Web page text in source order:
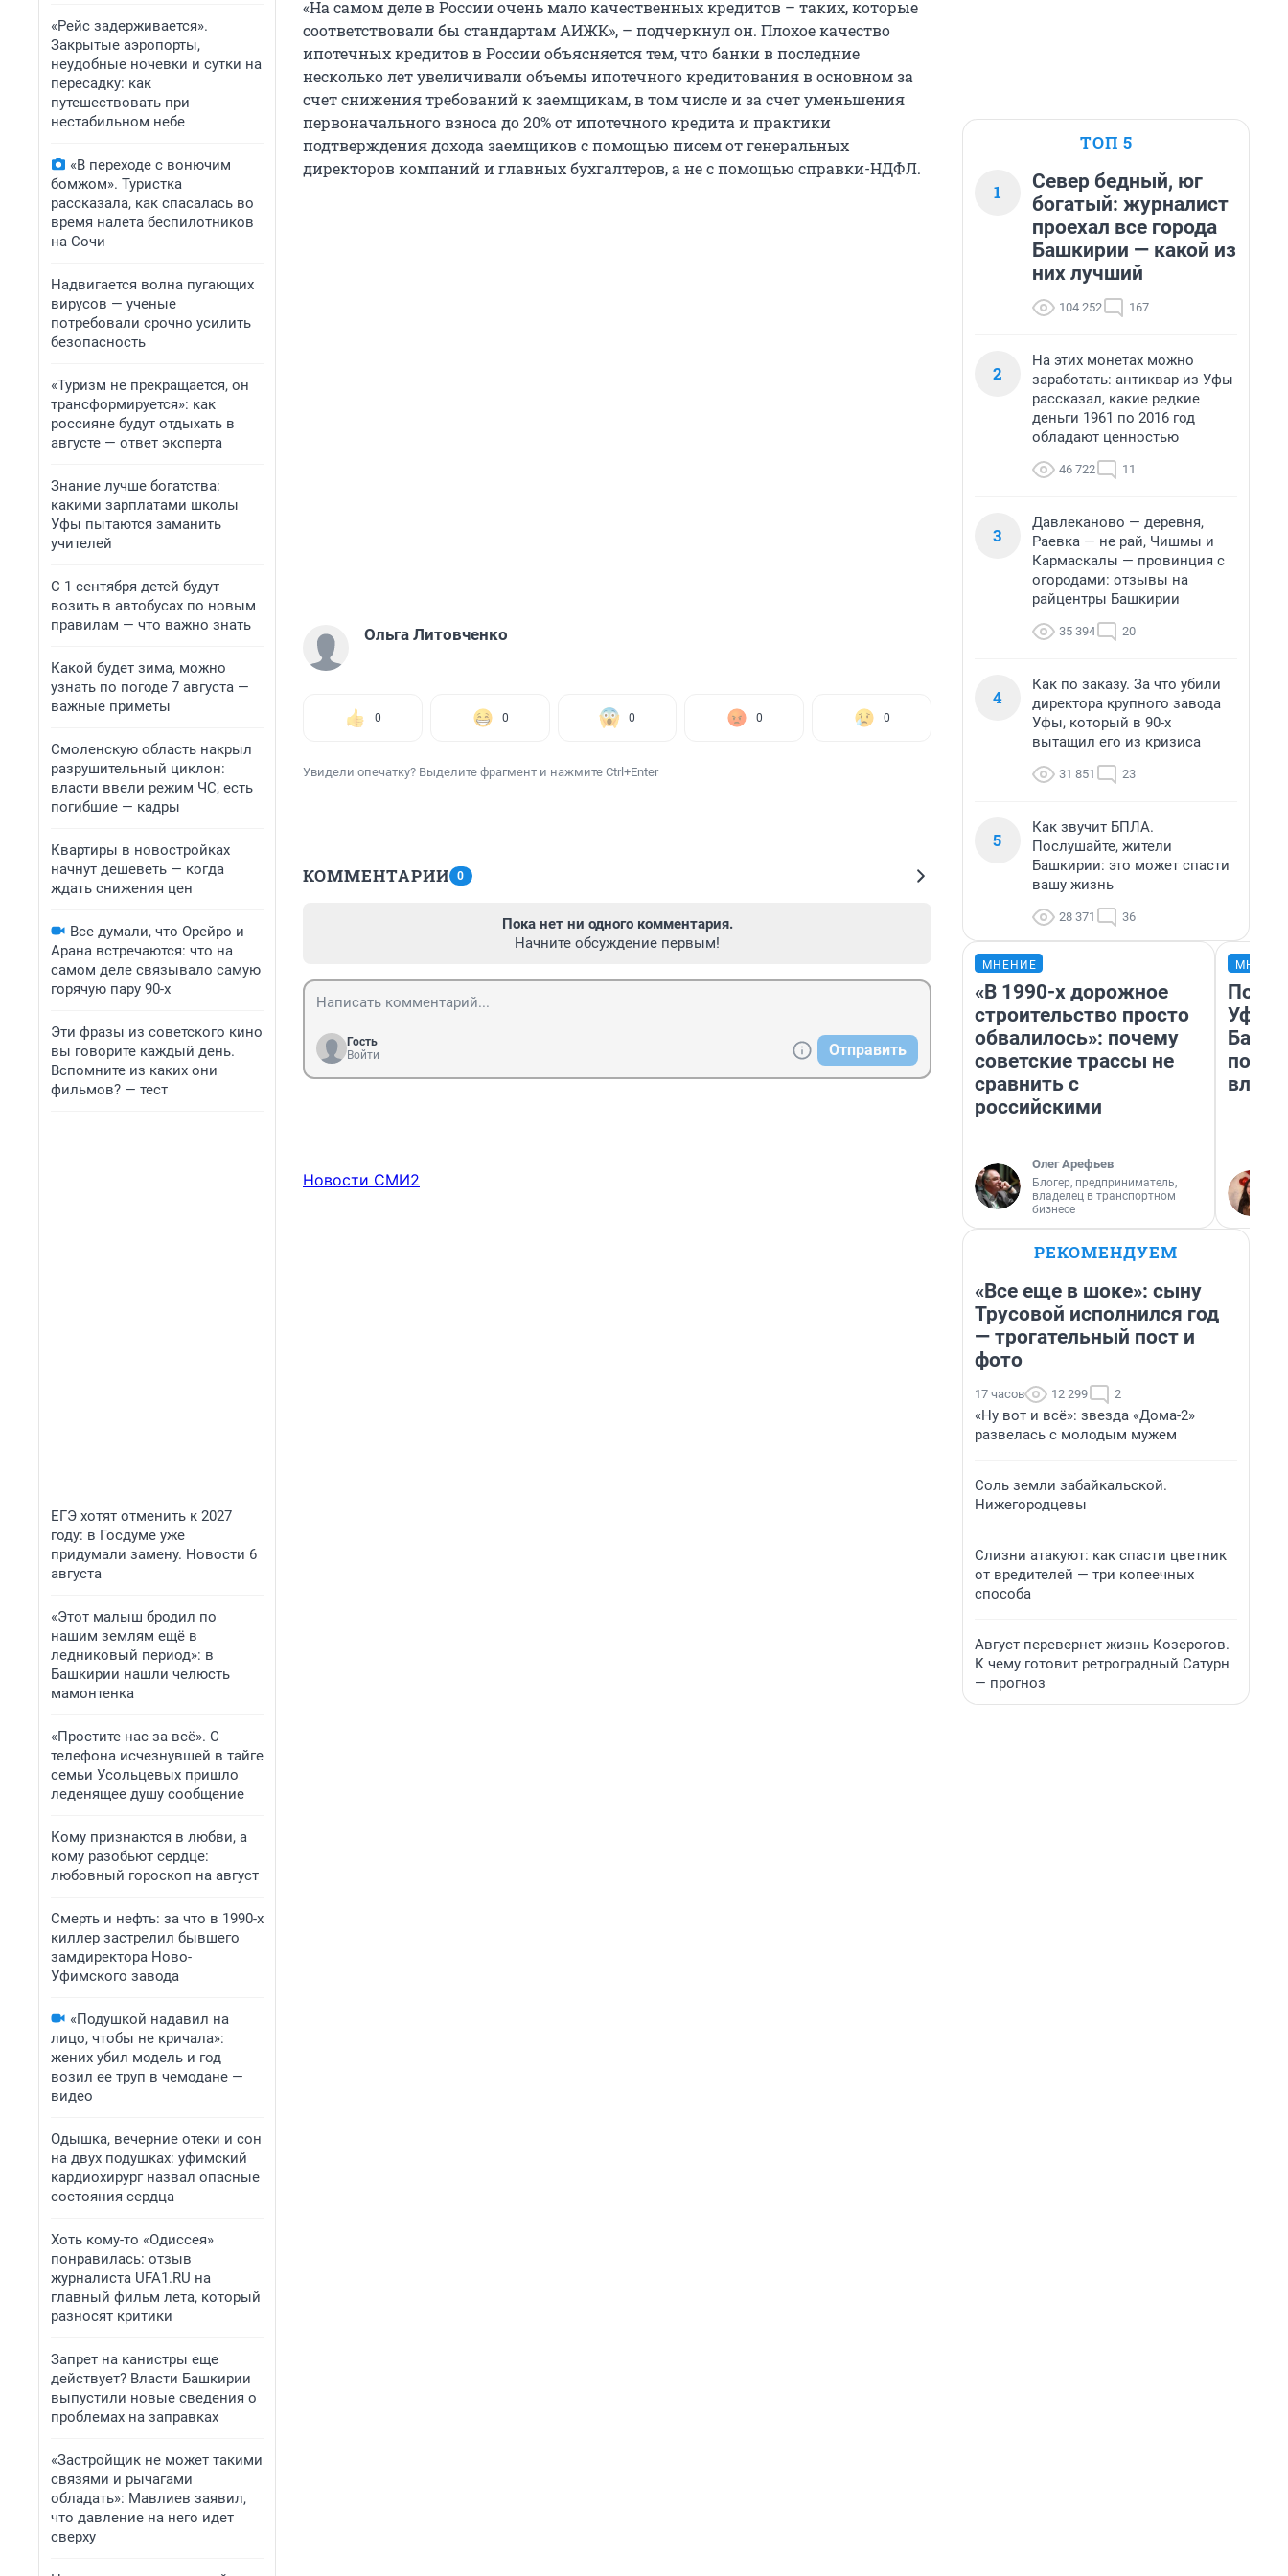
«Рейс задерживается».
Закрытые аэропорты,
неудобные ночевки и сутки на
пересадку: как
путешествовать при
нестабильном небе
«В переходе с вонючим
бомжом». Туристка
рассказала, как спасалась во
время налета беспилотников
на Сочи
Надвигается волна пугающих
вирусов — ученые
потребовали срочно усилить
безопасность
«Туризм не прекращается, он
трансформируется»: как
россияне будут отдыхать в
августе — ответ эксперта
Знание лучше богатства:
какими зарплатами школы
Уфы пытаются заманить
учителей
С 1 сентября детей будут
возить в автобусах по новым
правилам — что важно знать
Какой будет зима, можно
узнать по погоде 7 августа —
важные приметы
Смоленскую область накрыл
разрушительный циклон:
власти ввели режим ЧС, есть
погибшие — кадры
Квартиры в новостройках
начнут дешеветь — когда
ждать снижения цен
Все думали, что Орейро и
Арана встречаются: что на
самом деле связывало самую
горячую пару 90-х
Эти фразы из советского кино
вы говорите каждый день.
Вспомните из каких они
фильмов? — тест
ЕГЭ хотят отменить к 2027
году: в Госдуме уже
придумали замену. Новости 6
августа
«Этот малыш бродил по
нашим землям ещё в
ледниковый период»: в
Башкирии нашли челюсть
мамонтенка
«Простите нас за всё». С
телефона исчезнувшей в тайге
семьи Усольцевых пришло
леденящее душу сообщение
Кому признаются в любви, а
кому разобьют сердце:
любовный гороскоп на август
Смерть и нефть: за что в 1990-х
киллер застрелил бывшего
замдиректора Ново-
Уфимского завода
«Подушкой надавил на
лицо, чтобы не кричала»:
жених убил модель и год
возил ее труп в чемодане —
видео
Одышка, вечерние отеки и сон
на двух подушках: уфимский
кардиохирург назвал опасные
состояния сердца
Хоть кому-то «Одиссея»
понравилась: отзыв
журналиста UFA1.RU на
главный фильм лета, который
разносят критики
Запрет на канистры еще
действует? Власти Башкирии
выпустили новые сведения о
проблемах на заправках
«Застройщик не может такими
связями и рычагами
обладать»: Мавлиев заявил,
что давление на него идет
сверху
«На самом деле в России очень мало качественных кредитов – таких, которые
соответствовали бы стандартам АИЖК», – подчеркнул он. Плохое качество
ипотечных кредитов в России объясняется тем, что банки в последние
несколько лет увеличивали объемы ипотечного кредитования в основном за
счет снижения требований к заемщикам, в том числе и за счет уменьшения
первоначального взноса до 20% от ипотечного кредита и практики
подтверждения дохода заемщиков с помощью писем от генеральных
директоров компаний и главных бухгалтеров, а не с помощью справки-НДФЛ.
Ольга Литовченко
0 0 0 0 0
Увидели опечатку? Выделите фрагмент и нажмите Ctrl+Enter
КОММЕНТАРИИ 0
Пока нет ни одного комментария.
Начните обсуждение первым!
Гость
Войти
Отправить
Новости СМИ2
ТОП 5
1
Север бедный, юг
богатый: журналист
проехал все города
Башкирии — какой из
них лучший
104 252 167
2
На этих монетах можно
заработать: антиквар из Уфы
рассказал, какие редкие
деньги 1961 по 2016 год
обладают ценностью
46 722 11
3
Давлеканово — деревня,
Раевка — не рай, Чишмы и
Кармаскалы — провинция с
огородами: отзывы на
райцентры Башкирии
35 394 20
4
Как по заказу. За что убили
директора крупного завода
Уфы, который в 90-х
вытащил его из кризиса
31 851 23
5
Как звучит БПЛА.
Послушайте, жители
Башкирии: это может спасти
вашу жизнь
28 371 36
МНЕНИЕ
«В 1990-х дорожное
строительство просто
обвалилось»: почему
советские трассы не
сравнить с
российскими
Олег Арефьев
Блогер, предприниматель,
владелец в транспортном
бизнесе
Уфы:
РЕКОМЕНДУЕМ
«Все еще в шоке»: сыну
Трусовой исполнился год
— трогательный пост и
фото
17 часов 12 299 2
«Ну вот и всё»: звезда «Дома-2»
развелась с молодым мужем
Соль земли забайкальской.
Нижегородцевы
Слизни атакуют: как спасти цветник
от вредителей — три копеечных
способа
Август перевернет жизнь Козерогов.
К чему готовит ретроградный Сатурн
— прогноз